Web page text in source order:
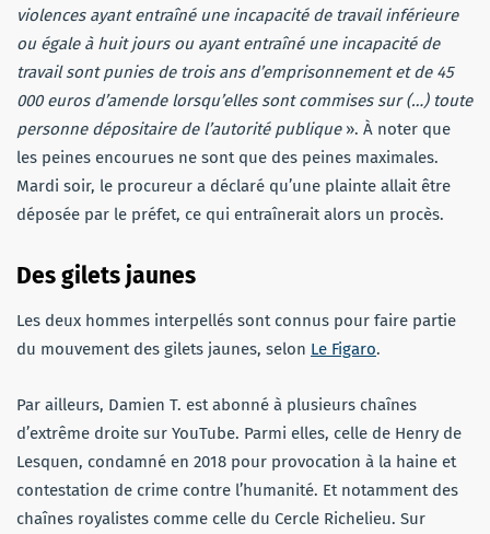
violences ayant entraîné une incapacité de travail inférieure
ou égale à huit jours ou ayant entraîné une incapacité de
travail sont punies de trois ans d’emprisonnement et de 45
000 euros d’amende lorsqu’elles sont commises sur (…) toute
personne dépositaire de l’autorité publique». À noter que
les peines encourues ne sont que des peines maximales.
Mardi soir, le procureur a déclaré qu’une plainte allait être
déposée par le préfet, ce qui entraînerait alors un procès.
Des gilets jaunes
Les deux hommes interpellés sont connus pour faire partie
du mouvement des gilets jaunes, selon Le Figaro.
Par ailleurs, Damien T. est abonné à plusieurs chaînes
d’extrême droite sur YouTube. Parmi elles, celle de Henry de
Lesquen, condamné en 2018 pour provocation à la haine et
contestation de crime contre l’humanité. Et notamment des
chaînes royalistes comme celle du Cercle Richelieu. Sur